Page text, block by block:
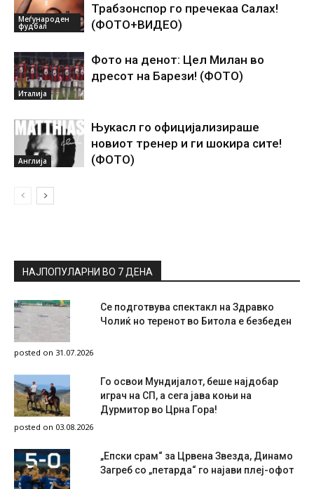
Меѓународен
фудбал
Трабзонспор го пречекаа Салах!
(ФОТО+ВИДЕО)
Италија
Фото на денот: Цел Милан во
дресот на Барези! (ФОТО)
Англија
Њукасл го официјализираше
новиот тренер и ги шокира сите!
(ФОТО)
НАЈПОПУЛАРНИ ВО 7 ДЕНА
Се подготвува спектакл на Здравко
Чолиќ но теренот во Битола е безбеден
posted on 31.07.2026
Го освои Мундијалот, беше најдобар
играч на СП, а сега јава коњи на
Дурмитор во Црна Гора!
posted on 03.08.2026
„Епски срам“ за Црвена Звезда, Динамо
Загреб со „петарда“ го најави плеј-офот